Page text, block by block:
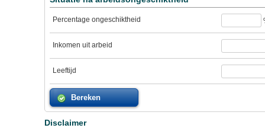
Percentage ongeschiktheid
Inkomen uit arbeid
Leeftijd
Disclaimer